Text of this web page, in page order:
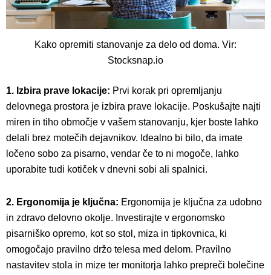
Kako opremiti stanovanje za delo od doma. Vir:
Stocksnap.io
1. Izbira prave lokacije: Prvi korak pri opremljanju
delovnega prostora je izbira prave lokacije. Poskušajte najti
miren in tiho območje v vašem stanovanju, kjer boste lahko
delali brez motečih dejavnikov. Idealno bi bilo, da imate
ločeno sobo za pisarno, vendar če to ni mogoče, lahko
uporabite tudi kotiček v dnevni sobi ali spalnici.
2. Ergonomija je ključna: Ergonomija je ključna za udobno
in zdravo delovno okolje. Investirajte v ergonomsko
pisarniško opremo, kot so stol, miza in tipkovnica, ki
omogočajo pravilno držo telesa med delom. Pravilno
nastavitev stola in mize ter monitorja lahko prepreči bolečine